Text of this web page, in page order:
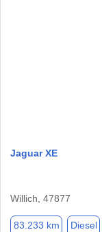
Jaguar XE
Willich, 47877
83.233 km Diesel